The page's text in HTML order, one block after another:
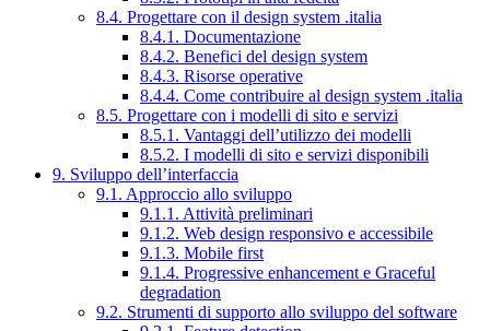
8.4. Progettare con il design system .italia
8.4.1. Documentazione
8.4.2. Benefici del design system
8.4.3. Risorse operative
8.4.4. Come contribuire al design system .italia
8.5. Progettare con i modelli di sito e servizi
8.5.1. Vantaggi dell’utilizzo dei modelli
8.5.2. I modelli di sito e servizi disponibili
9. Sviluppo dell’interfaccia
9.1. Approccio allo sviluppo
9.1.1. Attività preliminari
9.1.2. Web design responsivo e accessibile
9.1.3. Mobile first
9.1.4. Progressive enhancement e Graceful
degradation
9.2. Strumenti di supporto allo sviluppo del software